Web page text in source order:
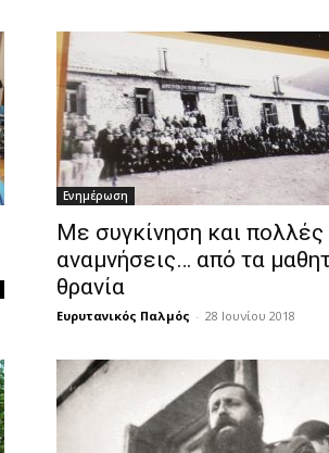
Ενημέρωση
Με συγκίνηση και πολλές
αναμνήσεις… από τα
θρανία
Ευρυτανικός Παλμός - 28 Ιουνίου 2018